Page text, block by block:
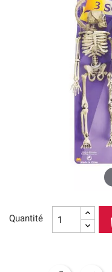
Quantité